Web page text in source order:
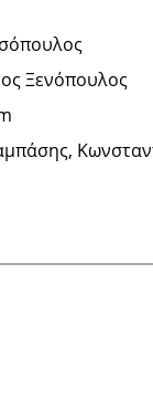
Ξενόπουλος